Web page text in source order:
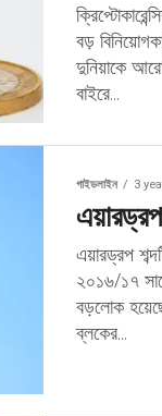
বড়
দুনিয়াকে
বাইরে...
গাইডলাইন 3
এয়ারড্রপ
২০১৬/১৭
বড়লোক
ব্লকের...